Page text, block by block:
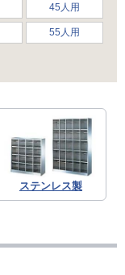
45人用
55人用
ステンレス製